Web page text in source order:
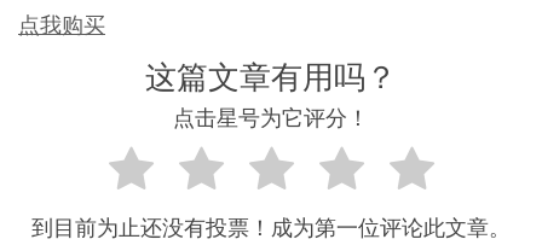
点我购买
这篇文章有用吗？
点击星号为它评分！
到目前为止还没有投票！成为第一位评论此文章。